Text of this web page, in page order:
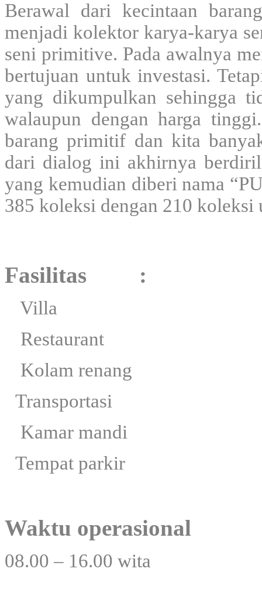
Berawal dari kecintaan
menjadi kolektor karya-karya
seni primitive. Pada awalnya
bertujuan untuk investasi.
yang dikumpulkan sehingga
walaupun dengan harga
barang primitif dan kita
dari dialog ini akhirnya
yang kemudian diberi nama
385 koleksi dengan 210 koleksi
Fasilitas :
Villa
Restaurant
Kolam renang
Transportasi
Kamar mandi
Tempat parkir
Waktu operasional
08.00 – 16.00 wita